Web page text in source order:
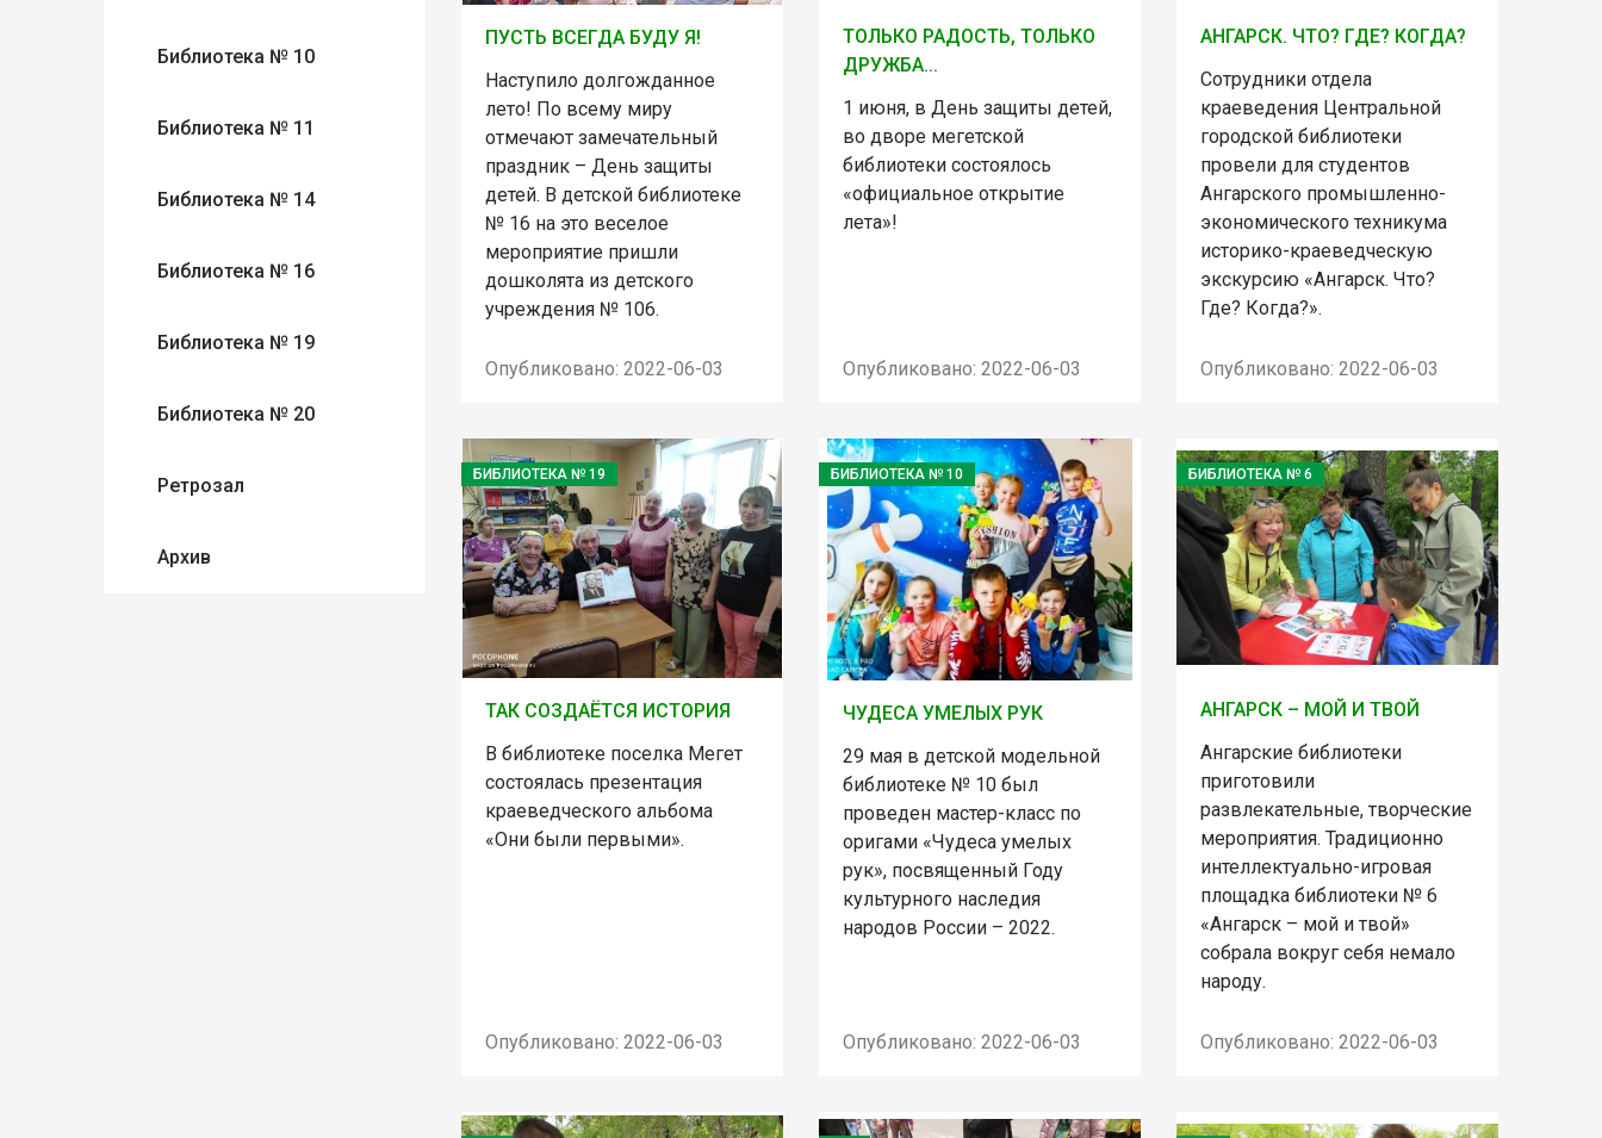
Библиотека № 10
Библиотека № 11
Библиотека № 14
Библиотека № 16
Библиотека № 19
Библиотека № 20
Ретрозал
Архив
ПУСТЬ ВСЕГДА БУДУ Я!
Наступило долгожданное
лето! По всему миру
отмечают замечательный
праздник – День защиты
детей. В детской библиотеке
№ 16 на это веселое
мероприятие пришли
дошколята из детского
учреждения № 106.
Опубликовано: 2022-06-03
ТОЛЬКО РАДОСТЬ, ТОЛЬКО
ДРУЖБА...
1 июня, в День защиты детей,
во дворе мегетской
библиотеки состоялось
«официальное открытие
лета»!
Опубликовано: 2022-06-03
АНГАРСК. ЧТО? ГДЕ? КОГДА?
Сотрудники отдела
краеведения Центральной
городской библиотеки
провели для студентов
Ангарского промышленно-
экономического техникума
историко-краеведческую
экскурсию «Ангарск. Что?
Где? Когда?».
Опубликовано: 2022-06-03
БИБЛИОТЕКА № 19
ТАК СОЗДАЁТСЯ ИСТОРИЯ
В библиотеке поселка Мегет
состоялась презентация
краеведческого альбома
«Они были первыми».
Опубликовано: 2022-06-03
БИБЛИОТЕКА № 10
ЧУДЕСА УМЕЛЫХ РУК
29 мая в детской модельной
библиотеке № 10 был
проведен мастер-класс по
оригами «Чудеса умелых
рук», посвященный Году
культурного наследия
народов России – 2022.
Опубликовано: 2022-06-03
БИБЛИОТЕКА № 6
АНГАРСК – МОЙ И ТВОЙ
Ангарские библиотеки
приготовили
развлекательные, творческие
мероприятия. Традиционно
интеллектуально-игровая
площадка библиотеки № 6
«Ангарск – мой и твой»
собрала вокруг себя немало
народу.
Опубликовано: 2022-06-03